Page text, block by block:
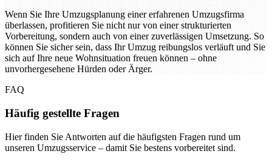
Wenn Sie Ihre Umzugsplanung einer erfahrenen Umzugsfirma
überlassen, profitieren Sie nicht nur von einer strukturierten
Vorbereitung, sondern auch von einer zuverlässigen Umsetzung. So
können Sie sicher sein, dass Ihr Umzug reibungslos verläuft und Sie
sich auf Ihre neue Wohnsituation freuen können – ohne
unvorhergesehene Hürden oder Ärger.
FAQ
Häufig gestellte Fragen
Hier finden Sie Antworten auf die häufigsten Fragen rund um
unseren Umzugsservice – damit Sie bestens vorbereitet sind.